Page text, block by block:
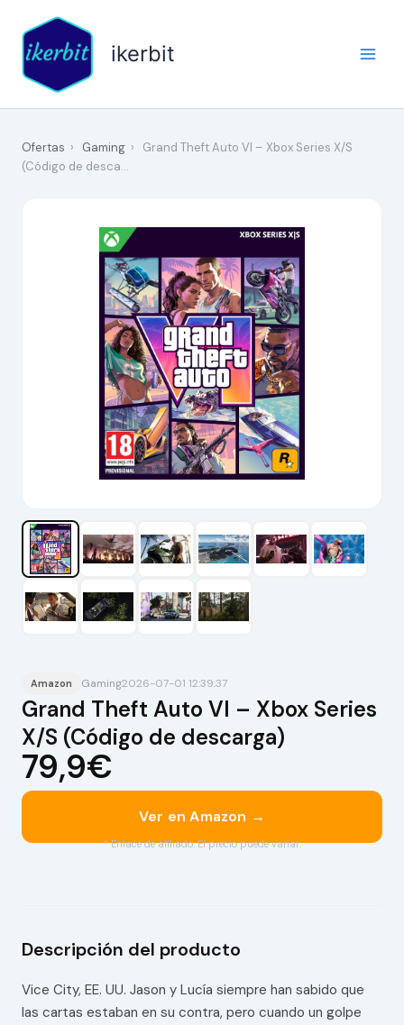
contenido
ikerbit
Ofertas › Gaming ›
Grand Theft Auto VI – Xbox Series X/S
(Código de desca…
Amazon Gaming2026-07-01 12:39:37
Grand Theft Auto VI – Xbox Series
X/S (Código de descarga)
79,9€
Ver en Amazon →
* Enlace de afiliado. El precio puede variar.
Descripción del producto
Vice City, EE. UU. Jason y Lucía siempre han sabido que
las cartas estaban en su contra, pero cuando un golpe